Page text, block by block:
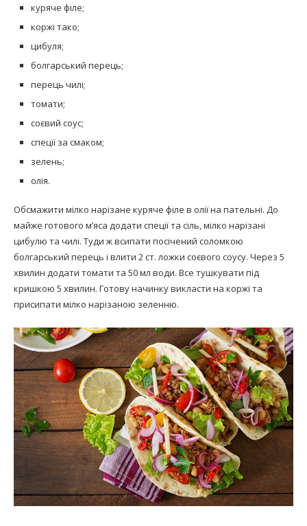
куряче філе;
коржі тако;
цибуля;
болгарський перець;
перець чилі;
томати;
соєвий соус;
спеції за смаком;
зелень;
олія.
Обсмажити мілко нарізане куряче філе в олії на пательні. До
майже готового м’яса додати спеції та сіль, мілко нарізані
цибулю та чилі. Туди ж всипати посічений соломкою
болгарський перець і влити 2 ст. ложки соєвого соусу. Через 5
хвилин додати томати та 50 мл води. Все тушкувати під
кришкою 5 хвилин. Готову начинку викласти на коржі та
присипати мілко нарізаною зеленню.